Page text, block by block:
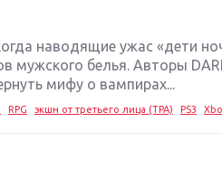
наводящие ужас «дети
мужского белья. Авторы
мифу о вампирах...
RPG экшн от третьего лица (TPA) PS3